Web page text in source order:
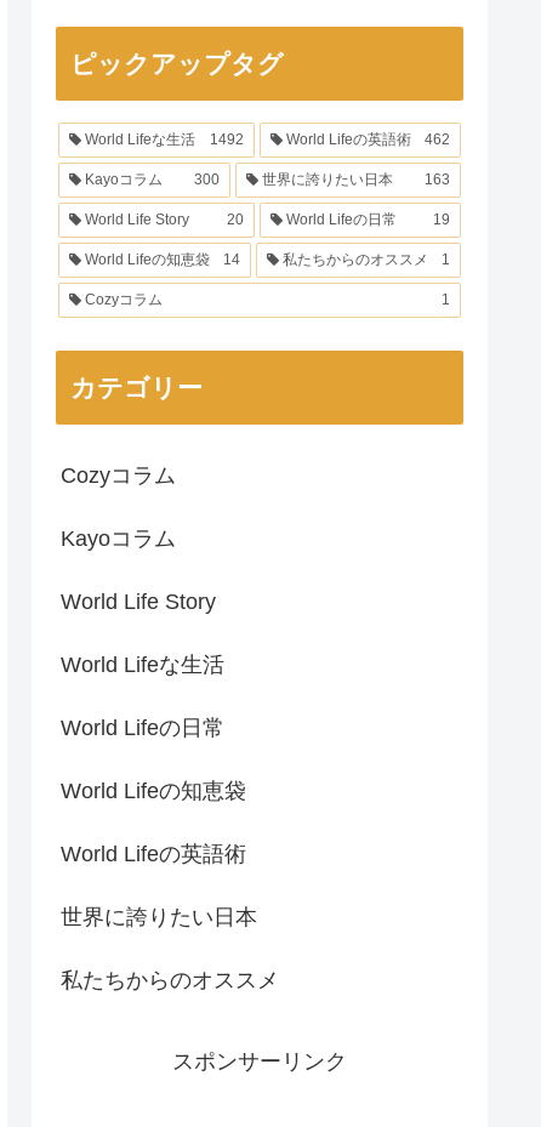
ピックアップタグ
World Lifeな生活 1492 World Lifeの英語術 462
Kayoコラム 300 世界に誇りたい日本 163
World Life Story 20 World Lifeの日常 19
World Lifeの知恵袋 14 私たちからのオススメ 1
Cozyコラム 1
カテゴリー
Cozyコラム
Kayoコラム
World Life Story
World Lifeな生活
World Lifeの日常
World Lifeの知恵袋
World Lifeの英語術
世界に誇りたい日本
私たちからのオススメ
スポンサーリンク